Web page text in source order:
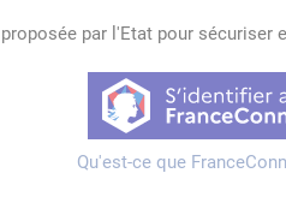
par l'Etat pour
Qu'est-ce que